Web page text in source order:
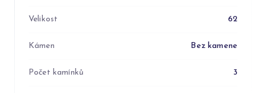
Velikost 62
Kámen Bez kamene
Počet kamínků 3